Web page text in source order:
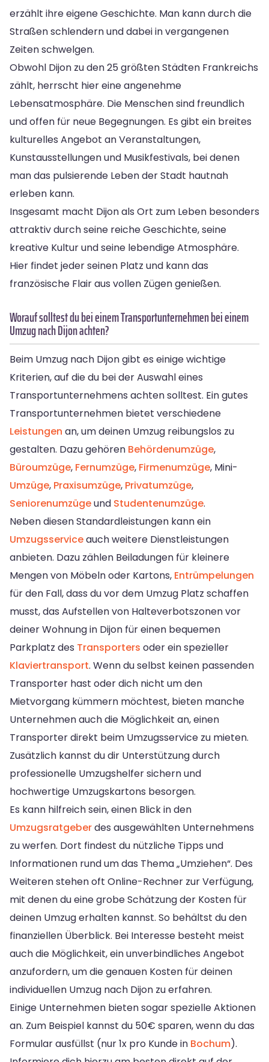
erzählt ihre eigene Geschichte. Man kann durch die
Straßen schlendern und dabei in vergangenen
Zeiten schwelgen.
Obwohl Dijon zu den 25 größten Städten Frankreichs
zählt, herrscht hier eine angenehme
Lebensatmosphäre. Die Menschen sind freundlich
und offen für neue Begegnungen. Es gibt ein breites
kulturelles Angebot an Veranstaltungen,
Kunstausstellungen und Musikfestivals, bei denen
man das pulsierende Leben der Stadt hautnah
erleben kann.
Insgesamt macht Dijon als Ort zum Leben besonders
attraktiv durch seine reiche Geschichte, seine
kreative Kultur und seine lebendige Atmosphäre.
Hier findet jeder seinen Platz und kann das
französische Flair aus vollen Zügen genießen.
Worauf solltest du bei einem Transportunternehmen bei einem
Umzug nach Dijon achten?
Beim Umzug nach Dijon gibt es einige wichtige
Kriterien, auf die du bei der Auswahl eines
Transportunternehmens achten solltest. Ein gutes
Transportunternehmen bietet verschiedene
Leistungen an, um deinen Umzug reibungslos zu
gestalten. Dazu gehören Behördenumzüge,
Büroumzüge, Fernumzüge, Firmenumzüge, Mini-
Umzüge, Praxisumzüge, Privatumzüge,
Seniorenumzügeund Studentenumzüge.
Neben diesen Standardleistungen kann ein
Umzugsserviceauch weitere Dienstleistungen
anbieten. Dazu zählen Beiladungen für kleinere
Mengen von Möbeln oder Kartons, Entrümpelungen
für den Fall, dass du vor dem Umzug Platz schaffen
musst, das Aufstellen von Halteverbotszonen vor
deiner Wohnung in Dijon für einen bequemen
Parkplatz des Transporters oder ein spezieller
Klaviertransport. Wenn du selbst keinen passenden
Transporter hast oder dich nicht um den
Mietvorgang kümmern möchtest, bieten manche
Unternehmen auch die Möglichkeit an, einen
Transporter direkt beim Umzugsservice zu mieten.
Zusätzlich kannst du dir Unterstützung durch
professionelle Umzugshelfer sichern und
hochwertige Umzugskartons besorgen.
Es kann hilfreich sein, einen Blick in den
Umzugsratgeberdes ausgewählten Unternehmens
zu werfen. Dort findest du nützliche Tipps und
Informationen rund um das Thema „Umziehen“. Des
Weiteren stehen oft Online-Rechner zur Verfügung,
mit denen du eine grobe Schätzung der Kosten für
deinen Umzug erhalten kannst. So behältst du den
finanziellen Überblick. Bei Interesse besteht meist
auch die Möglichkeit, ein unverbindliches Angebot
anzufordern, um die genauen Kosten für deinen
individuellen Umzug nach Dijon zu erfahren.
Einige Unternehmen bieten sogar spezielle Aktionen
an. Zum Beispiel kannst du 50€ sparen, wenn du das
Formular ausfüllst (nur 1x pro Kunde in Bochum).